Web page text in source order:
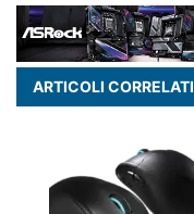
ARTICOLI CORRELATI